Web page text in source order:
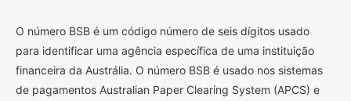
O número BSB é um código número de seis dígitos usado
para identificar uma agência específica de uma instituição
financeira da Austrália. O número BSB é usado nos sistemas
de pagamentos Australian Paper Clearing System (APCS) e